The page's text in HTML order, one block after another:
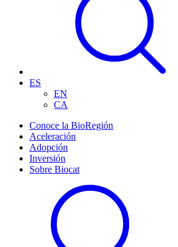
ES
EN
CA
Conoce la BioRegión
Aceleración
Adopción
Inversión
Sobre Biocat